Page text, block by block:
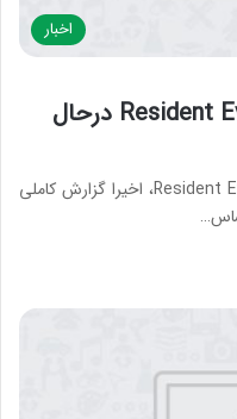
اخبار
آیا قسمت جدیدی از سری Resident Evil درحال
شرکت «کپکام» (Capcom)، ناشر سری Resident Evil، اخیرا گزارش کاملی